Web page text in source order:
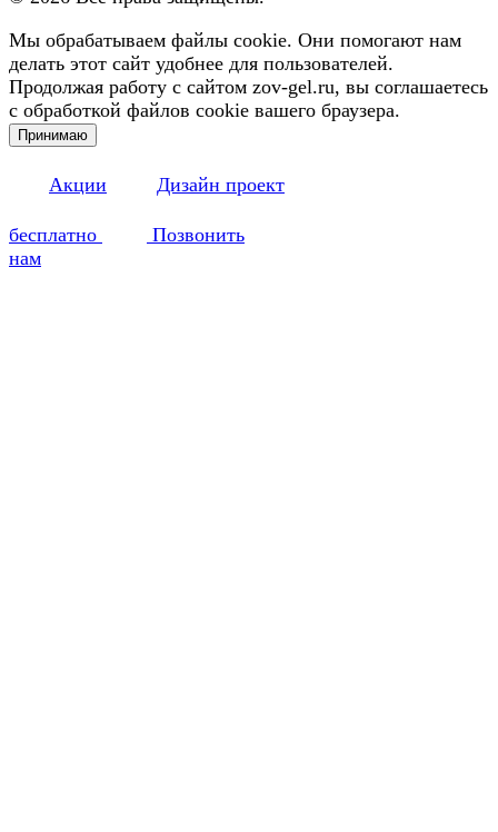
Мы обрабатываем файлы cookie. Они помогают нам
делать этот сайт удобнее для пользователей.
Продолжая работу с сайтом zov-gel.ru, вы соглашаетесь
с обработкой файлов cookie вашего браузера.
Принимаю
Акции Дизайн проект
бесплатно
Позвонить
нам